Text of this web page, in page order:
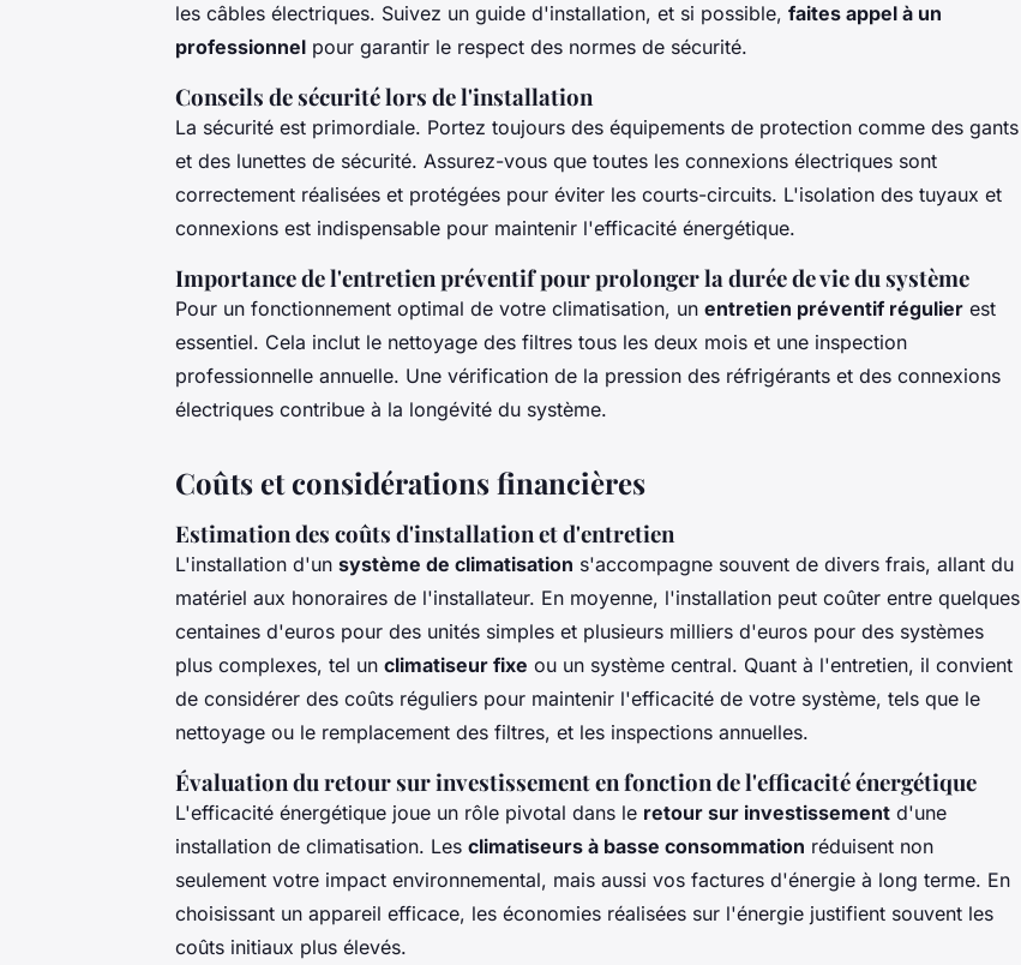
les câbles électriques. Suivez un guide d'installation, et si possible, faites appel à un
professionnel pour garantir le respect des normes de sécurité.
Conseils de sécurité lors de l'installation
La sécurité est primordiale. Portez toujours des équipements de protection comme des gants
et des lunettes de sécurité. Assurez-vous que toutes les connexions électriques sont
correctement réalisées et protégées pour éviter les courts-circuits. L'isolation des tuyaux et
connexions est indispensable pour maintenir l'efficacité énergétique.
Importance de l'entretien préventif pour prolonger la durée de vie du système
Pour un fonctionnement optimal de votre climatisation, un entretien préventif régulier est
essentiel. Cela inclut le nettoyage des filtres tous les deux mois et une inspection
professionnelle annuelle. Une vérification de la pression des réfrigérants et des connexions
électriques contribue à la longévité du système.
Coûts et considérations financières
Estimation des coûts d'installation et d'entretien
L'installation d'un système de climatisation s'accompagne souvent de divers frais, allant du
matériel aux honoraires de l'installateur. En moyenne, l'installation peut coûter entre quelques
centaines d'euros pour des unités simples et plusieurs milliers d'euros pour des systèmes
plus complexes, tel un climatiseur fixe ou un système central. Quant à l'entretien, il convient
de considérer des coûts réguliers pour maintenir l'efficacité de votre système, tels que le
nettoyage ou le remplacement des filtres, et les inspections annuelles.
Évaluation du retour sur investissement en fonction de l'efficacité énergétique
L'efficacité énergétique joue un rôle pivotal dans le retour sur investissement d'une
installation de climatisation. Les climatiseurs à basse consommation réduisent non
seulement votre impact environnemental, mais aussi vos factures d'énergie à long terme. En
choisissant un appareil efficace, les économies réalisées sur l'énergie justifient souvent les
coûts initiaux plus élevés.